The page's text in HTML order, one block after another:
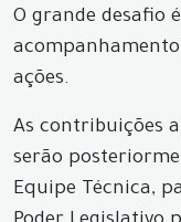
O grande desafio
ações.
As contribuições
serão
Equipe Técnica,